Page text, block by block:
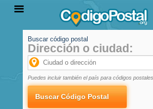
PROVINCIAS
LOCALIDADES
Buscar código postal
Dirección o ciudad:
Puedes incluir también el país para códigos